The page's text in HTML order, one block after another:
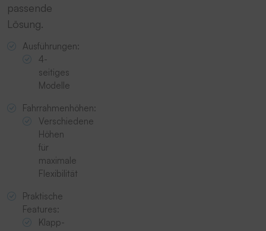
passende
Lösung.
Ausführungen:
4-
seitiges
Modelle
Fahrrahmenhöhen:
Verschiedene
Höhen
für
maximale
Flexibilität
Praktische
Features:
Klapp-